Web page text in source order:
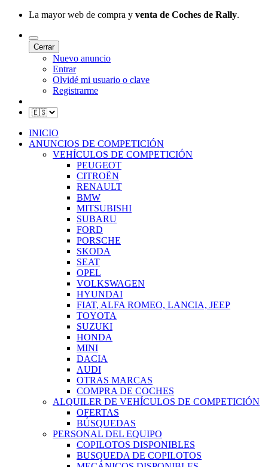
La mayor web de compra y venta de Coches de Rally.
Cerrar
Nuevo anuncio
Entrar
Olvidé mi usuario o clave
Registrarme
INICIO
ANUNCIOS DE COMPETICIÓN
VEHÍCULOS DE COMPETICIÓN
PEUGEOT
CITROËN
RENAULT
BMW
MITSUBISHI
SUBARU
FORD
PORSCHE
SKODA
SEAT
OPEL
VOLKSWAGEN
HYUNDAI
FIAT, ALFA ROMEO, LANCIA, JEEP
TOYOTA
SUZUKI
HONDA
MINI
DACIA
AUDI
OTRAS MARCAS
COMPRA DE COCHES
ALQUILER DE VEHÍCULOS DE COMPETICIÓN
OFERTAS
BÚSQUEDAS
PERSONAL DEL EQUIPO
COPILOTOS DISPONIBLES
BUSQUEDA DE COPILOTOS